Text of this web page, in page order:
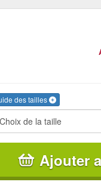
des tailles
Ajouter